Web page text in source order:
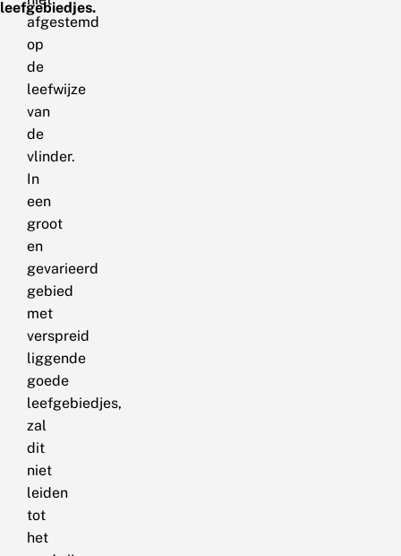
leefgebiedjes.
afgestemd
op
de
leefwijze
van
de
vlinder.
In
een
groot
en
gevarieerd
gebied
met
verspreid
liggende
goede
leefgebiedjes,
zal
dit
niet
leiden
tot
het